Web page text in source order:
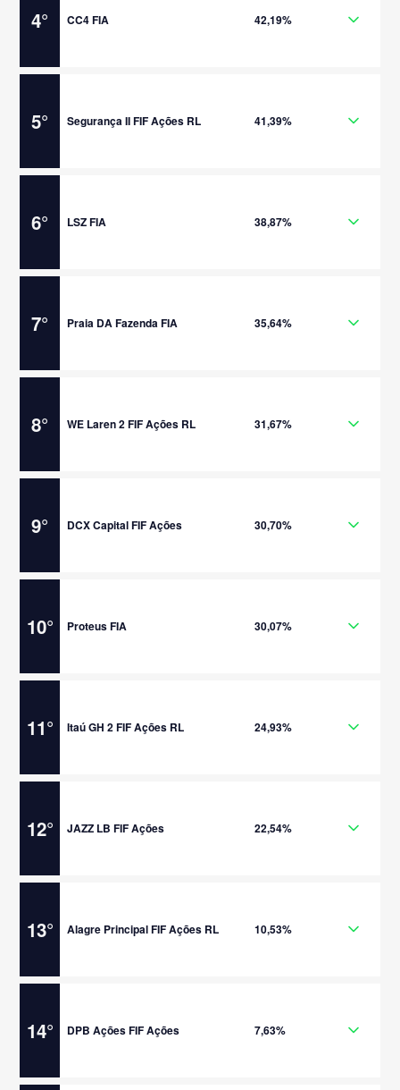
4° CC4 FIA 42,19%
5° Segurança II FIF Ações RL 41,39%
6° LSZ FIA 38,87%
7° Praia DA Fazenda FIA 35,64%
8° WE Laren 2 FIF Ações RL 31,67%
9° DCX Capital FIF Ações 30,70%
10° Proteus FIA 30,07%
11° Itaú GH 2 FIF Ações RL 24,93%
12° JAZZ LB FIF Ações 22,54%
13° Alagre Principal FIF Ações RL 10,53%
14° DPB Ações FIF Ações 7,63%